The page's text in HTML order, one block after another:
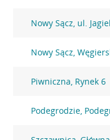
Nowy Sącz, ul.
Nowy Sącz,
Piwniczna, Rynek 6
Podegrodzie,